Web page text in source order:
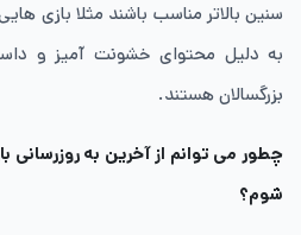
به دلیل محتوای خشونت آمیز و
بزرگسالان هستند.
چطور می توانم از آخرین به روزرسانی‌
شوم؟